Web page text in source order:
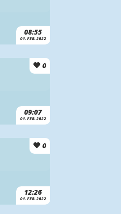
08:55
01. FEB. 2022
0
09:07
01. FEB. 2022
0
12:26
01. FEB. 2022